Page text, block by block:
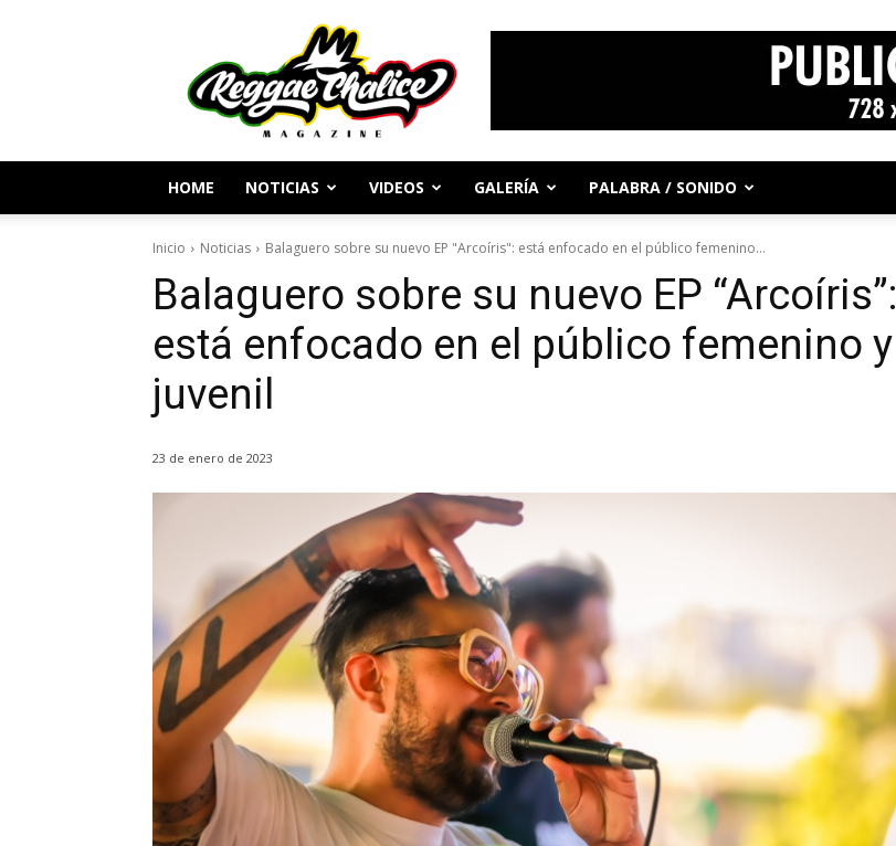
Periodismo
y
Cultura
Reggae
HOME NOTICIAS VIDEOS GALERÍA PALABRA / SONIDO
Inicio Noticias Balaguero sobre su nuevo EP "Arcoíris": está enfocado en el público femenino...
Balaguero sobre su nuevo EP “Arcoíris”:
está enfocado en el público femenino y
juvenil
23 de enero de 2023